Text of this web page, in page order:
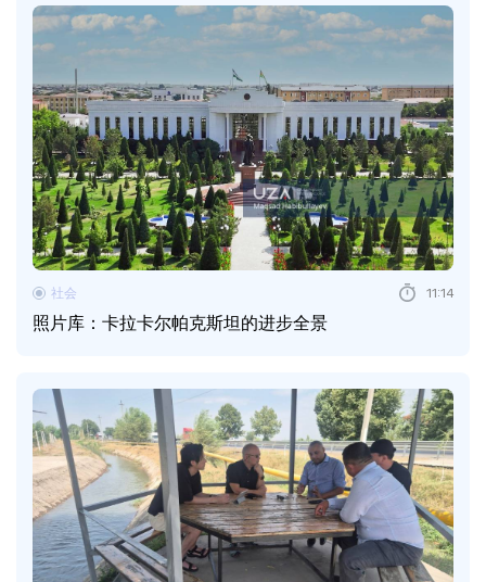
照片库：卡拉卡尔帕克斯坦的进步全景
社会 11:14